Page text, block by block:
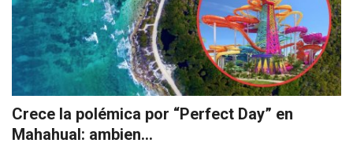
Crece la polémica por “Perfect Day” en
Mahahual: ambien...